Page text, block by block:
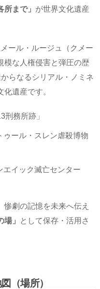
まで」 が世界文化遺産
ール・ルージュ（クメー
模な人権侵害と弾圧の歴
らなるシリアル・ノミネ
遺産です。
刑務所跡」
ール・スレン虐殺博物
エイック滅亡センター
劇の記憶を未来へ伝え
」
として保存・活用さ
（場所）